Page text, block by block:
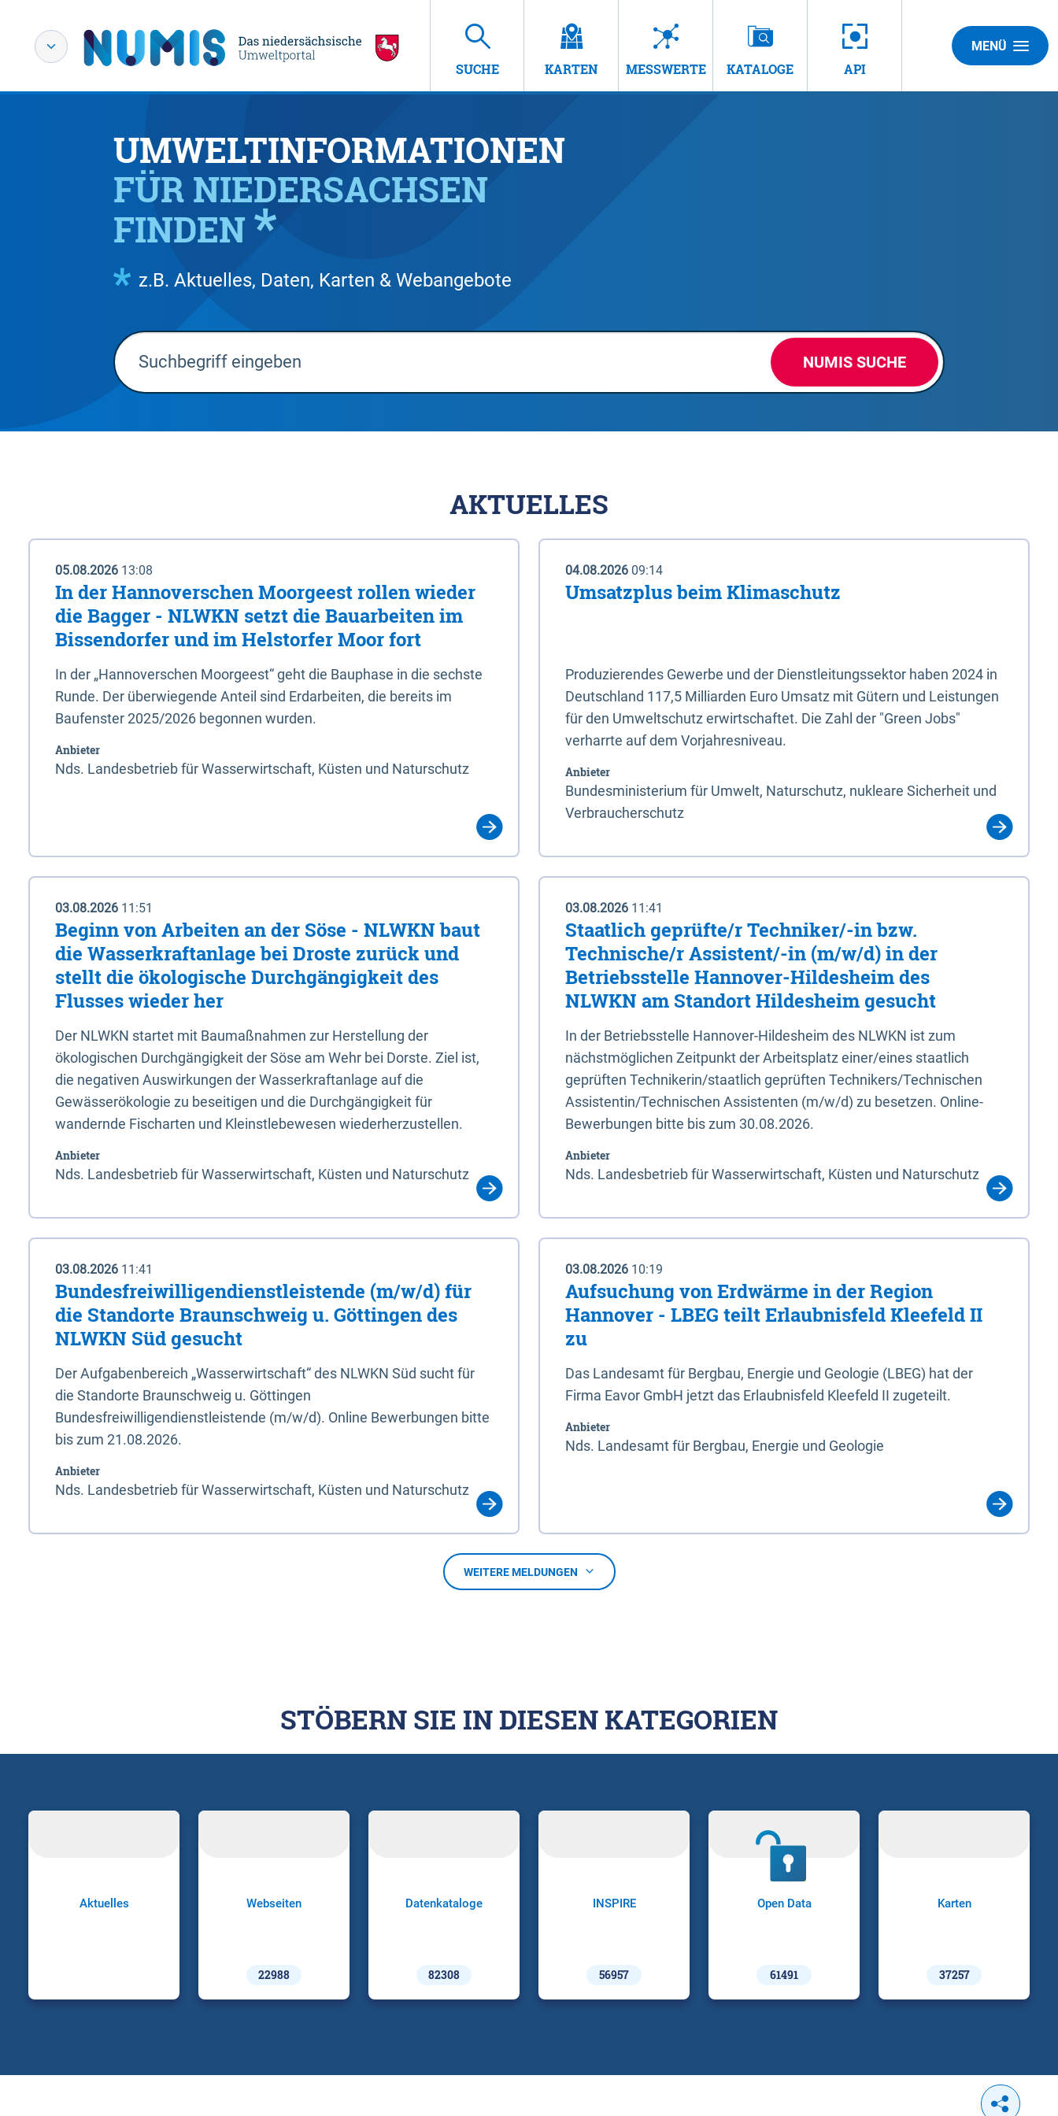
SUCHE KARTEN MESSWERTE KATALOGE API
MENÜ
UMWELTINFORMATIONEN
FÜR NIEDERSACHSEN
FINDEN
z.B. Aktuelles, Daten, Karten & Webangebote
NUMIS SUCHE
AKTUELLES
05.08.2026 13:08
In der Hannoverschen Moorgeest rollen wieder
die Bagger - NLWKN setzt die Bauarbeiten im
Bissendorfer und im Helstorfer Moor fort
In der „Hannoverschen Moorgeest“ geht die Bauphase in die sechste
Runde. Der überwiegende Anteil sind Erdarbeiten, die bereits im
Baufenster 2025/2026 begonnen wurden.
Anbieter
Nds. Landesbetrieb für Wasserwirtschaft, Küsten und Naturschutz
04.08.2026 09:14
Umsatzplus beim Klimaschutz
Produzierendes Gewerbe und der Dienstleitungssektor haben 2024 in
Deutschland 117,5 Milliarden Euro Umsatz mit Gütern und Leistungen
für den Umweltschutz erwirtschaftet. Die Zahl der "Green Jobs"
verharrte auf dem Vorjahresniveau.
Anbieter
Bundesministerium für Umwelt, Naturschutz, nukleare Sicherheit und
Verbraucherschutz
03.08.2026 11:51
Beginn von Arbeiten an der Söse - NLWKN baut
die Wasserkraftanlage bei Droste zurück und
stellt die ökologische Durchgängigkeit des
Flusses wieder her
Der NLWKN startet mit Baumaßnahmen zur Herstellung der
ökologischen Durchgängigkeit der Söse am Wehr bei Dorste. Ziel ist,
die negativen Auswirkungen der Wasserkraftanlage auf die
Gewässerökologie zu beseitigen und die Durchgängigkeit für
wandernde Fischarten und Kleinstlebewesen wiederherzustellen.
Anbieter
Nds. Landesbetrieb für Wasserwirtschaft, Küsten und Naturschutz
03.08.2026 11:41
Staatlich geprüfte/r Techniker/-in bzw.
Technische/r Assistent/-in (m/w/d) in der
Betriebsstelle Hannover-Hildesheim des
NLWKN am Standort Hildesheim gesucht
In der Betriebsstelle Hannover-Hildesheim des NLWKN ist zum
nächstmöglichen Zeitpunkt der Arbeitsplatz einer/eines staatlich
geprüften Technikerin/staatlich geprüften Technikers/Technischen
Assistentin/Technischen Assistenten (m/w/d) zu besetzen. Online-
Bewerbungen bitte bis zum 30.08.2026.
Anbieter
Nds. Landesbetrieb für Wasserwirtschaft, Küsten und Naturschutz
03.08.2026 11:41
Bundesfreiwilligendienstleistende (m/w/d) für
die Standorte Braunschweig u. Göttingen des
NLWKN Süd gesucht
Der Aufgabenbereich „Wasserwirtschaft“ des NLWKN Süd sucht für
die Standorte Braunschweig u. Göttingen
Bundesfreiwilligendienstleistende (m/w/d). Online Bewerbungen bitte
bis zum 21.08.2026.
Anbieter
Nds. Landesbetrieb für Wasserwirtschaft, Küsten und Naturschutz
03.08.2026 10:19
Aufsuchung von Erdwärme in der Region
Hannover - LBEG teilt Erlaubnisfeld Kleefeld II
zu
Das Landesamt für Bergbau, Energie und Geologie (LBEG) hat der
Firma Eavor GmbH jetzt das Erlaubnisfeld Kleefeld II zugeteilt.
Anbieter
Nds. Landesamt für Bergbau, Energie und Geologie
WEITERE MELDUNGEN
STÖBERN SIE IN DIESEN KATEGORIEN
Aktuelles Webseiten
22988
Datenkataloge
82308
INSPIRE
56957
Open Data
61491
Karten
37257